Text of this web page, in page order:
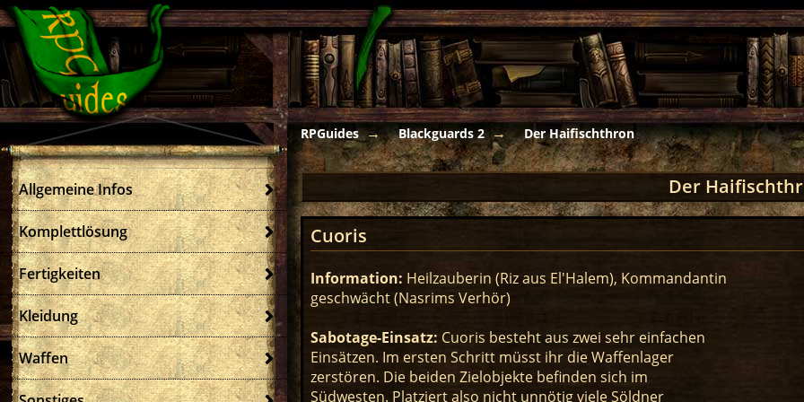
Allgemeine Infos
Komplettlösung
Fertigkeiten
Kleidung
Waffen
RPGuides Blackguards 2 Der Haifischthron
Der
Cuoris
Information: Heilzauberin (Riz aus El'Halem), Kommandantin
geschwächt (Nasrims Verhör)
Sabotage-Einsatz: Cuoris besteht aus zwei sehr einfachen
Einsätzen. Im ersten Schritt müsst ihr die Waffenlager
zerstören. Die beiden Zielobjekte befinden sich im
Südwesten. Platziert also nicht unnötig viele Söldner